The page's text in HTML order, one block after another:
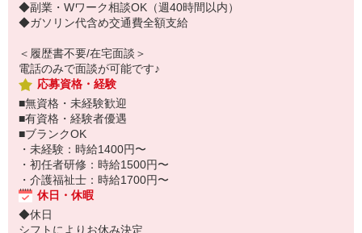
◆副業・Wワーク相談OK（週40時間以内）
◆ガソリン代含め交通費全額支給
＜履歴書不要/在宅面談＞
電話のみで面談が可能です♪
応募資格・経験
■無資格・未経験歓迎
■有資格・経験者優遇
■ブランクOK
・未経験：時給1400円〜
・初任者研修：時給1500円〜
・介護福祉士：時給1700円〜
休日・休暇
◆休日
シフトによりお休み決定